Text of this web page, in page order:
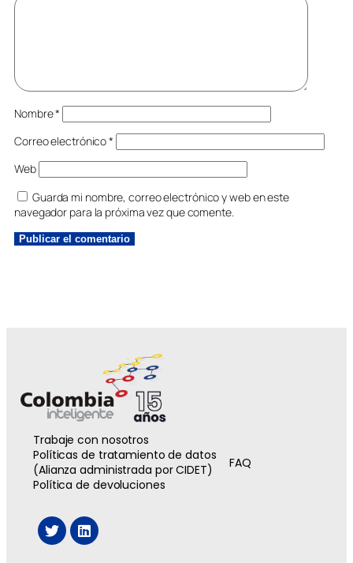
Nombre*
Correo electrónico*
Web
Guarda mi nombre, correo electrónico y web en este
navegador para la próxima vez que comente.
Trabaje con nosotros
Políticas de tratamiento de datos
(Alianza administrada por CIDET)
FAQ
Política de devoluciones